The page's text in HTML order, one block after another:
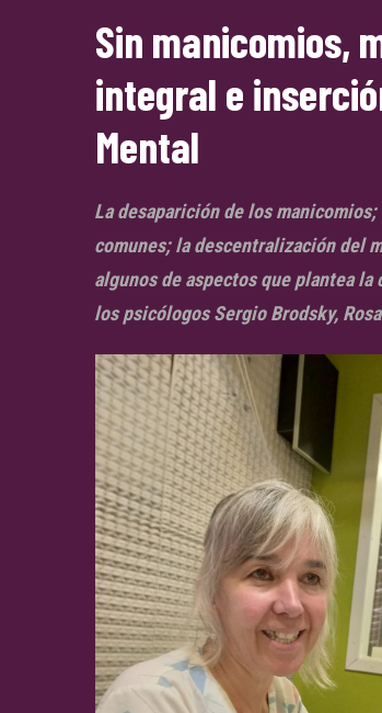
Sin manicomios,
integral e
Mental
La desaparición de los
comunes; la descentralización del
algunos de aspectos que plantea la
los psicólogos Sergio Brodsky,